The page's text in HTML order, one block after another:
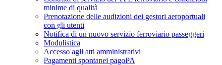
minime di qualità
Prenotazione delle audizioni dei gestori aeroportuali
con gli utenti
Notifica di un nuovo servizio ferroviario passeggeri
Modulistica
Accesso agli atti amministrativi
Pagamenti spontanei pagoPA